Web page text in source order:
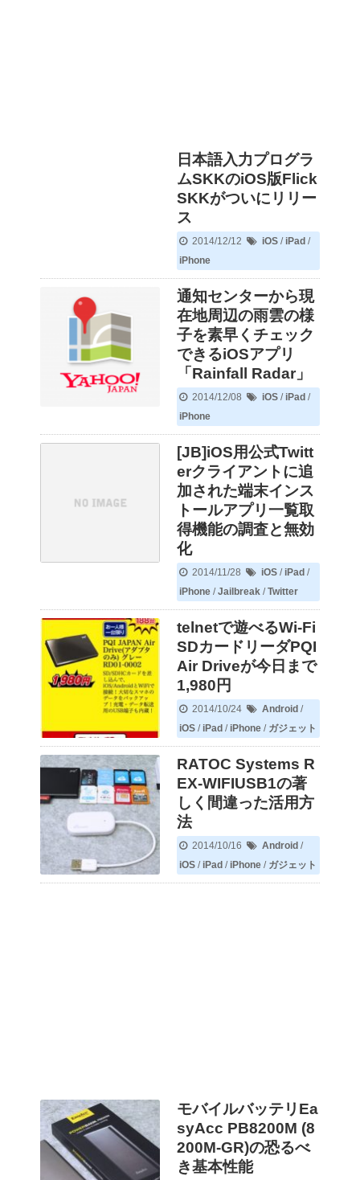
日本語入力プログラ
ムSKKのiOS版Flick
SKKがついにリリー
ス
2014/12/12 iOS / iPad /
iPhone
通知センターから現
在地周辺の雨雲の様
子を素早くチェック
できるiOSアプリ
「Rainfall Radar」
2014/12/08 iOS / iPad /
iPhone
[JB]iOS用公式Twitt
erクライアントに追
加された端末インス
トールアプリ一覧取
得機能の調査と無効
化
2014/11/28 iOS / iPad /
iPhone /Jailbreak /Twitter
telnetで遊べるWi-Fi
SDカードリーダPQI
Air Driveが今日まで
1,980円
2014/10/24 Android /
iOS / iPad / iPhone / ガジェット
RATOC Systems R
EX-WIFIUSB1の著
しく間違った活用方
法
2014/10/16 Android /
iOS / iPad / iPhone / ガジェット
モバイルバッテリEa
syAcc PB8200M (8
200M-GR)の恐るべ
き基本性能